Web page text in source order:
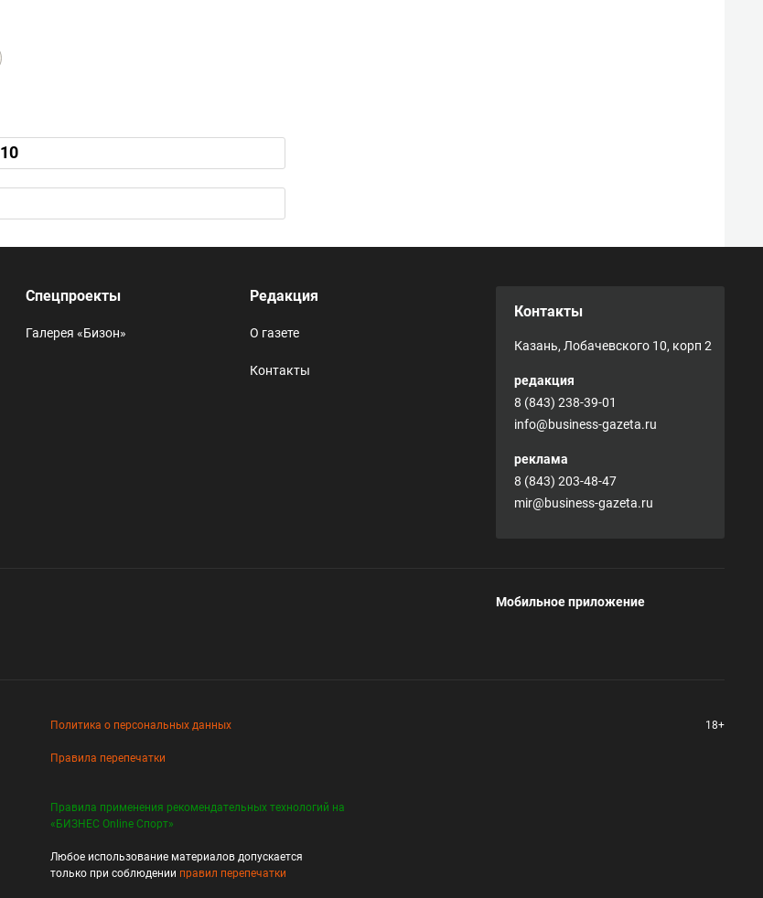
10
Спецпроекты
Галерея «Бизон»
Редакция
О газете
Контакты
Контакты
Казань, Лобачевского 10, корп 2
редакция
8 (843) 238-39-01
info@business-gazeta.ru
реклама
8 (843) 203-48-47
mir@business-gazeta.ru
Мобильное приложение
Политика о персональных данных
Правила перепечатки
Правила применения рекомендательных технологий на
«БИЗНЕС Online Спорт»
Любое использование материалов допускается
только при соблюдении правил перепечатки
18+